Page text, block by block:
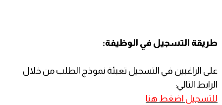
طريقة التسجيل في الوظيفة:
على الراغبين في التسجيل تعبئة نموذج الطلب من خلال
الرابط التالي:
للتسجيل اضغط هنا